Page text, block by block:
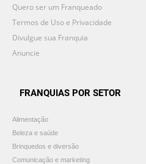
Quero ser um Franqueado
Termos de Uso e Privacidade
Divulgue sua Franquia
Anuncie
FRANQUIAS POR SETOR
Alimentação
Beleza e saúde
Brinquedos e diversão
Comunicação e marketing